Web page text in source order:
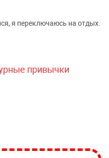
я переключаюсь на отдых.
привычки